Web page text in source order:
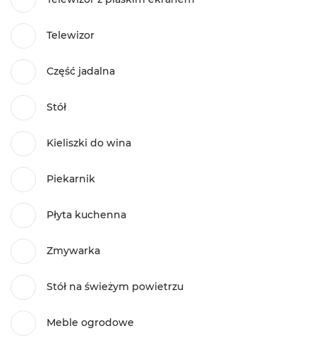
Telewizor
Część jadalna
Stół
Kieliszki do wina
Piekarnik
Płyta kuchenna
Zmywarka
Stół na świeżym powietrzu
Meble ogrodowe